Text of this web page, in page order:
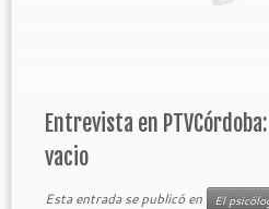
Entrevista en
vacio
Esta entrada se publicó en
El